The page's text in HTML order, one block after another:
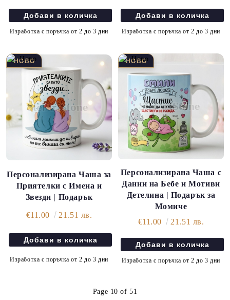
Изработка с поръчка от 2 до 3 дни Изработка с поръчка от 2 до 3 дни
Персонализирана Чаша за
Приятелки с Имена и
Звезди | Подарък
€11.00 21.51 лв.
Изработка с поръчка от 2 до 3 дни
Персонализирана Чаша с
Данни на Бебе и Мотиви
Детелина | Подарък за
Момиче
€11.00
21.51 лв.
Изработка с поръчка от 2 до 3 дни
Page 10 of 51